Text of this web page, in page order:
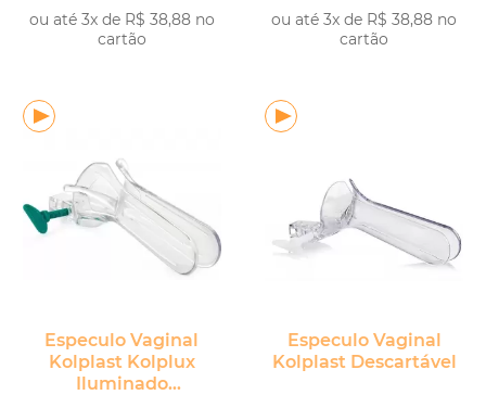
ou até 3x de R$ 38,88 no
cartão
ou até 3x de R$ 38,88 no
cartão
Especulo Vaginal
Kolplast Kolplux
Iluminado
Especulo Vaginal
Kolplast Descartável